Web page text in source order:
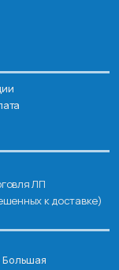
ЛП
к доставке)
Большая